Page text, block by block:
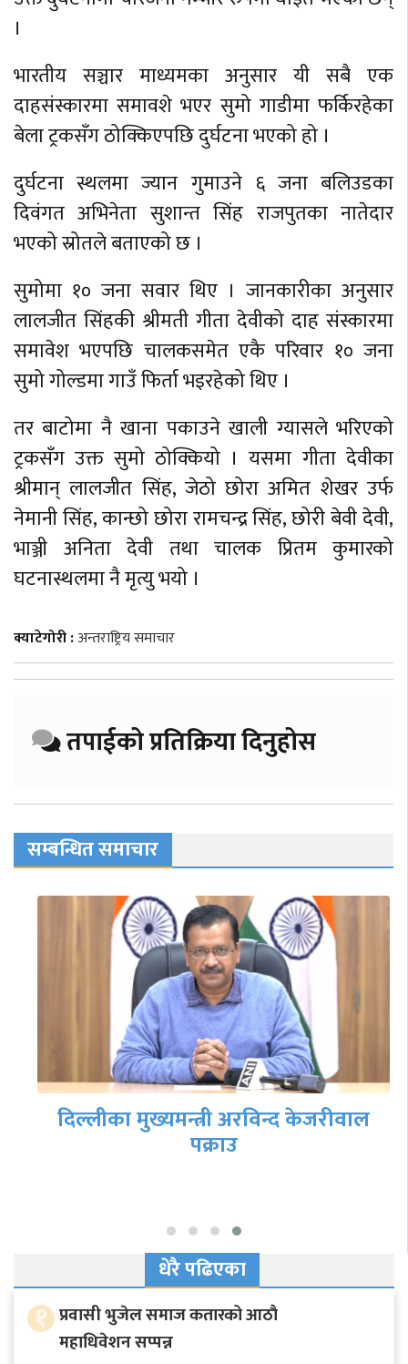
।
भारतीय सञ्चार माध्यमका अनुसार यी सबै एक
दाहसंस्कारमा समावशे भएर सुमो गाडीमा फर्किरहेका
बेला ट्रकसँग ठोक्किएपछि दुर्घटना भएको हो ।
दुर्घटना स्थलमा ज्यान गुमाउने ६ जना बलिउडका
दिवंगत अभिनेता सुशान्त सिंह राजपुतका नातेदार
भएको स्रोतले बताएको छ ।
सुमोमा १० जना सवार थिए । जानकारीका अनुसार
लालजीत सिंहकी श्रीमती गीता देवीको दाह संस्कारमा
समावेश भएपछि चालकसमेत एकै परिवार १० जना
सुमो गोल्डमा गाउँ फिर्ता भइरहेको थिए ।
तर बाटोमा नै खाना पकाउने खाली ग्यासले भरिएको
ट्रकसँग उक्त सुमो ठोक्कियो । यसमा गीता देवीका
श्रीमान् लालजीत सिंह, जेठो छोरा अमित शेखर उर्फ
नेमानी सिंह, कान्छो छोरा रामचन्द्र सिंह, छोरी बेवी देवी,
भाञ्जी अनिता देवी तथा चालक प्रितम कुमारको
घटनास्थलमा नै मृत्यु भयो ।
क्याटेगोरी :अन्तराष्ट्रिय समाचार
तपाईको प्रतिक्रिया दिनुहोस
सम्बन्धित समाचार
दिल्लीका मुख्यमन्त्री अरविन्द केजरीवाल
पक्राउ
धेरै पढिएका
१ प्रवासी भुजेल समाज कतारको आठाै
महाधिवेशन सप्पन्न